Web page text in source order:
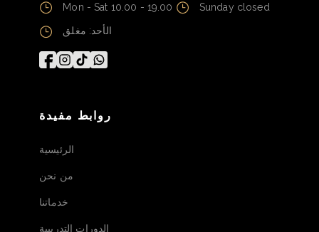
Mon - Sat 10.00 - 19.00
Sunday closed
الأحد: مغلق
روابط مفيدة
الرئيسية
من نحن
خدماتنا
الدورات التدريبية